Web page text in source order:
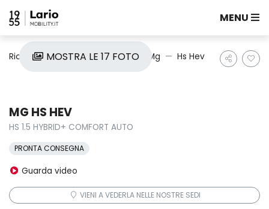
MENU
Ricerca auto Nuove e Km0 Mg Hs Hev
MOSTRA LE 17 FOTO
MG HS HEV
HS 1.5 HYBRID+ COMFORT AUTO
PRONTA CONSEGNA
Guarda video
VIENI A VEDERLA NELLE NOSTRE SEDI